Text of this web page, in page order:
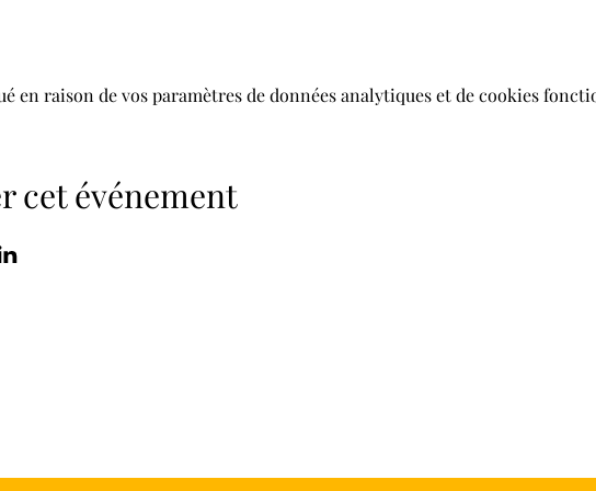
en raison de vos paramètres de données analytiques et de cookies
cet événement